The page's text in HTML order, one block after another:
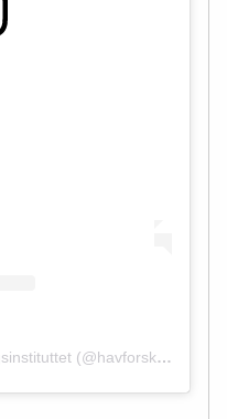
A post shared by Havforskningsinstituttet (@havforskningen)